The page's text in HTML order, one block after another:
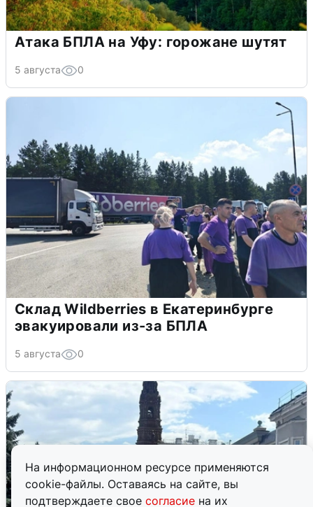
На информационном ресурсе применяются
cookie-файлы. Оставаясь на сайте, вы
подтверждаете свое согласие на их
Атака БПЛА на Уфу: горожане шутят
5 августа 0
Склад Wildberries в Екатеринбурге
эвакуировали из-за БПЛА
5 августа 0